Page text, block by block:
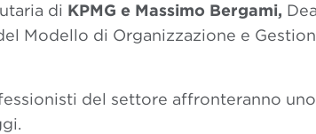
di KPMG e Massimo Bergami,
Modello di Organizzazione e
del settore affronteranno